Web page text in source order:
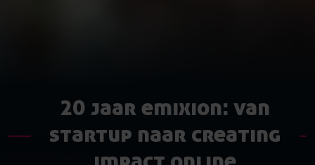
20 jaar emixion: van
startup naar creating